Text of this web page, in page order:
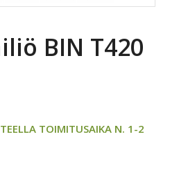
BIN T420
TOIMITUSAIKA N. 1-2